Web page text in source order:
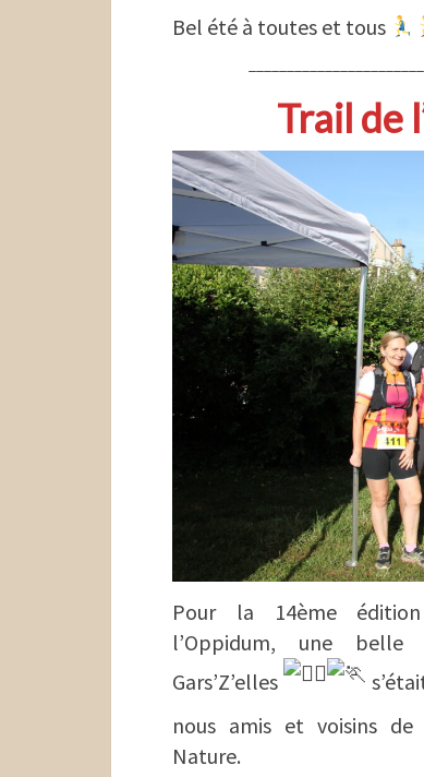
Bel été à toutes et tous
Trail de
Pour la 14ème
l’Oppidum, une
Gars’Z’elles
nous amis et voisins de
Nature.